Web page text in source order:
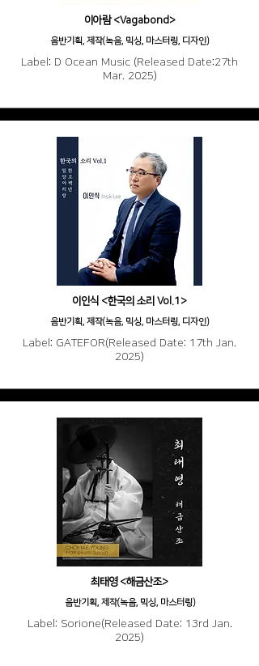
이아람 <Vagabond>
음반기획, 제작(녹음, 믹싱, 마스터링, 디자인)
Label: D Ocean Music (Released Date:27th
Mar. 2025)
이인식 <한국의 소리 Vol.1>
음반기획, 제작(녹음, 믹싱, 마스터링, 디자인)
Label: GATEFOR(Released Date: 17th Jan.
2025)
최태영 <해금산조>
음반기획, 제작(녹음, 믹싱, 마스터링)
Label: Sorione(Released Date: 13rd Jan.
2025)